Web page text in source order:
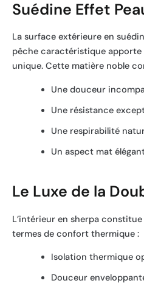
Suédine Effet
La surface extérieure en
pêche caractéristique
unique. Cette matière noble
Une douceur
Une résistance
Une respirabilité
Un aspect mat
Le Luxe de la
L’intérieur en sherpa
termes de confort thermique :
Isolation thermique
Douceur